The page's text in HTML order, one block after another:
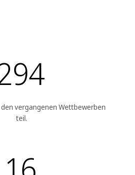
vergangenen Wettbewerben
teil.